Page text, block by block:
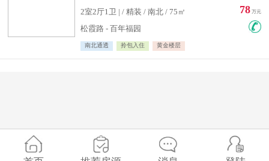
2室2厅1卫 | / 精装 / 南北 / 75㎡
松霞路 - 百年福园
南北通透 拎包入住 黄金楼层
78 万元